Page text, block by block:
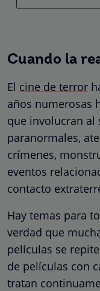
Cuando la
El cine de terror
años numerosas
que involucran al
paranormales,
crímenes,
eventos
contacto
Hay temas para
verdad que
películas se
de películas con
tratan